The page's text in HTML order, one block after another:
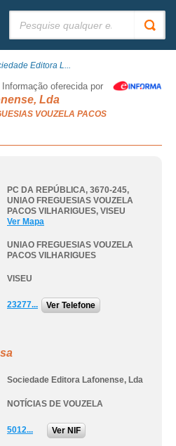
Editora L...
Informação oferecida por
Lda
VOUZELA PACOS
PC DA REPÚBLICA, 3670-245,
UNIAO FREGUESIAS VOUZELA
PACOS VILHARIGUES, VISEU
Ver Mapa
UNIAO FREGUESIAS VOUZELA
PACOS VILHARIGUES
VISEU
23277... Ver Telefone
Sociedade Editora Lafonense, Lda
NOTÍCIAS DE VOUZELA
5012... Ver NIF